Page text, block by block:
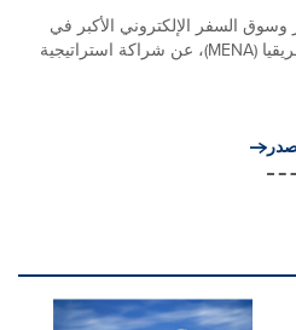
وسوق السفر الإلكتروني الأكبر في
منطقة الشرق الأوسط وشمال إفريقيا (MENA)، عن شراكة استراتيجية